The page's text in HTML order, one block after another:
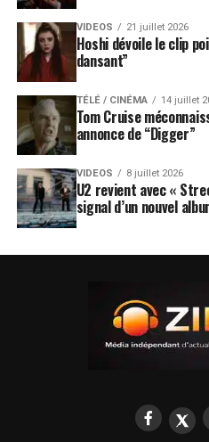
VIDEOS 21 juillet 2026
Hoshi dévoile le clip
dansant”
TÉLÉ / CINÉMA 14 juillet
Tom Cruise
annonce de “Digger”
VIDEOS 8 juillet 2026
U2 revient avec «
signal d’un nouvel